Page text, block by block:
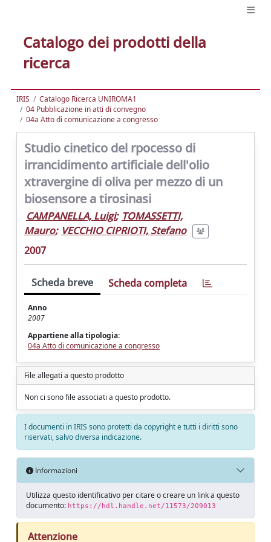
Catalogo dei prodotti della
ricerca
IRIS
Catalogo Ricerca UNIROMA1
04 Pubblicazione in atti di convegno
04a Atto di comunicazione a congresso
Studio cinetico del rpocesso di
irrancidimento artificiale dell'olio
xtravergine di oliva per mezzo di un
biosensore a tirosinasi
CAMPANELLA, Luigi; TOMASSETTI,
Mauro; VECCHIO CIPRIOTI, Stefano
2007
Scheda breve Scheda completa
Anno
2007
Appartiene alla tipologia:
04a Atto di comunicazione a congresso
File allegati a questo prodotto
Non ci sono file associati a questo prodotto.
I documenti in IRIS sono protetti da copyright e tutti i diritti sono
riservati, salvo diversa indicazione.
Informazioni
Utilizza questo identificativo per citare o creare un link a questo
documento: https://hdl.handle.net/11573/209013
Attenzione